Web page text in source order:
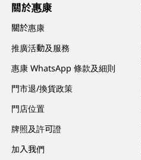
關於惠康
關於惠康
推廣活動及服務
惠康 WhatsApp 條款及細則
門市退/換貨政策
門店位置
牌照及許可證
加入我們